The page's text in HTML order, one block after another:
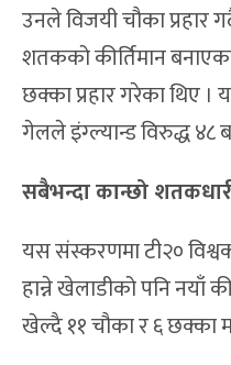
उनले विजयी चौका प्रहार
शतकको कीर्तिमान
छक्का प्रहार गरेका थिए
गेलले इंग्ल्यान्ड विरुद्ध ४८
सबैभन्दा कान्छो
यस संस्करणमा टी२०
हान्ने खेलाडीको पनि नयाँ
खेल्दै ११ चौका र ६ छक्का